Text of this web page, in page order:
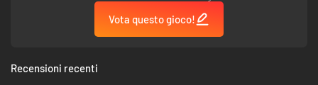
Vota questo gioco!
Recensioni recenti